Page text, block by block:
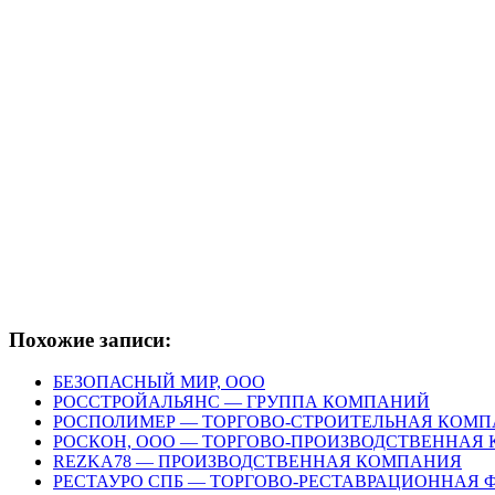
Похожие записи:
БЕЗОПАСНЫЙ МИР, ООО
РОССТРОЙАЛЬЯНС — ГРУППА КОМПАНИЙ
РОСПОЛИМЕР — ТОРГОВО-СТРОИТЕЛЬНАЯ
РОСКОН, ООО — ТОРГОВО-
REZKA78 — ПРОИЗВОДСТВЕННАЯ КОМПАНИЯ
РЕСТАУРО СПБ — ТОРГОВО-РЕСТАВРАЦИОННАЯ